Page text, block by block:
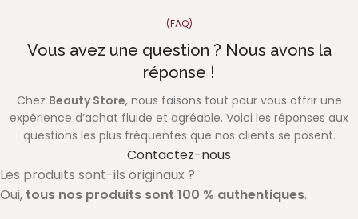
(FAQ)
Vous avez une question ? Nous avons la
réponse !
Chez Beauty Store, nous faisons tout pour vous offrir une
expérience d’achat fluide et agréable. Voici les réponses aux
questions les plus fréquentes que nos clients se posent.
Contactez-nous
Les produits sont-ils originaux ?
Oui, tous nos produits sont 100 % authentiques.